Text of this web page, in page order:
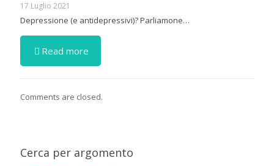
17 Luglio 2021
Depressione (e antidepressivi)? Parliamone…
Read more
Comments are closed.
Cerca per argomento